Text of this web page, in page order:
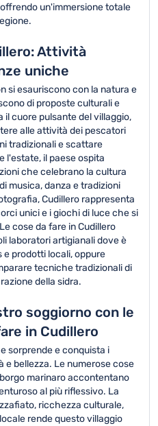
un'immersione totale
Attività
uniche
si esauriscono con la natura e
di proposte culturali e
cuore pulsante del villaggio,
alle attività dei pescatori
tradizionali e scattare
l'estate, il paese ospita
che celebrano la cultura
musica, danza e tradizioni
Cudillero rappresenta
unici e i giochi di luce che si
cose da fare in Cudillero
laboratori artigianali dove è
e prodotti locali, oppure
tecniche tradizionali di
della sidra.
soggiorno con le
in Cudillero
sorprende e conquista i
bellezza. Le numerose cose
marinaro accontentano
al più riflessivo. La
ricchezza culturale,
rende questo villaggio